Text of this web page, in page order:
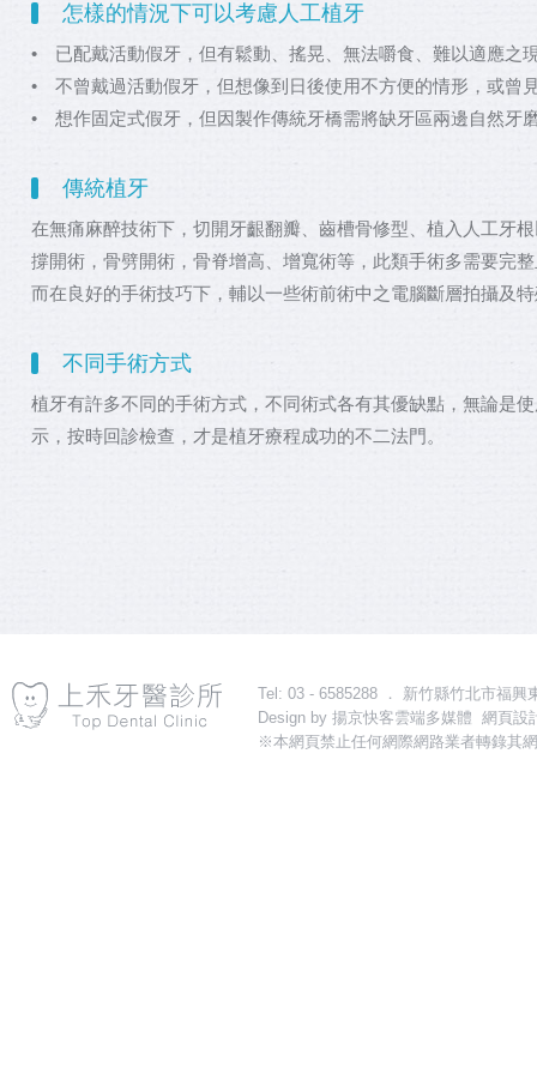
怎樣的情況下可以考慮人工植牙
• 已配戴活動假牙，但有鬆動、搖晃、無法嚼食、難以適應之
• 不曾戴過活動假牙，但想像到日後使用不方便的情形，或曾
• 想作固定式假牙，但因製作傳統牙橋需將缺牙區兩邊自然牙
傳統植牙
在無痛麻醉技術下，切開牙齦翻瓣、齒槽骨修型、植入人工牙
撐開術，骨劈開術，骨脊增高、增寬術等，此類手術多需要完
而在良好的手術技巧下，輔以一些術前術中之電腦斷層拍攝及
不同手術方式
植牙有許多不同的手術方式，不同術式各有其優缺點，無論是
示，按時回診檢查，才是植牙療程成功的不二法門。
Tel: 03 - 6585288 ． 新竹縣竹北市福興
Design by 揚京快客雲端多媒體 網頁設
※本網頁禁止任何網際網路業者轉錄其